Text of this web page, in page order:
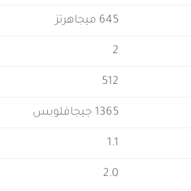
645 ميجاهرتز
2
512
1365 جيجافلوبس
1.1
2.0